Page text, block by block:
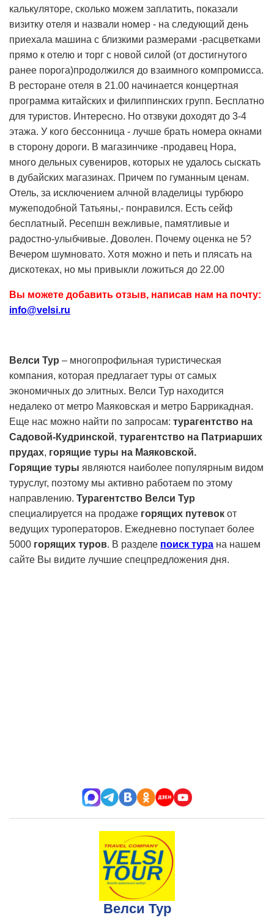
калькуляторе, сколько можем заплатить, показали
визитку отеля и назвали номер - на следующий день
приехала машина с близкими размерами -расцветками
прямо к отелю и торг с новой силой (от достигнутого
ранее порога)продолжился до взаимного компромисса.
В ресторане отеля в 21.00 начинается концертная
программа китайских и филиппинских групп. Бесплатно
для туристов. Интересно. Но отзвуки доходят до 3-4
этажа. У кого бессонница - лучше брать номера окнами
в сторону дороги. В магазинчике -продавец Нора,
много дельных сувениров, которых не удалось сыскать
в дубайских магазинах. Причем по гуманным ценам.
Отель, за исключением алчной владелицы турбюро
мужеподобной Татьяны,- понравился. Есть сейф
бесплатный. Ресепшн вежливые, памятливые и
радостно-улыбчивые. Доволен. Почему оценка не 5?
Вечером шумновато. Хотя можно и петь и плясать на
дискотеках, но мы привыкли ложиться до 22.00
Вы можете добавить отзыв, написав нам на почту:
info@velsi.ru
Велси Тур – многопрофильная туристическая
компания, которая предлагает туры от самых
экономичных до элитных. Велси Тур находится
недалеко от метро Маяковская и метро Баррикадная.
Еще нас можно найти по запросам: турагентство на
Садовой-Кудринской, турагентство на Патриарших
прудах, горящие туры на Маяковской.
Горящие туры являются наиболее популярным видом
туруслуг, поэтому мы активно работаем по этому
направлению. Турагентство Велси Тур
специалируется на продаже горящих путевок от
ведущих туроператоров. Ежедневно поступает более
5000 горящих туров. В разделе поиск тура на нашем
сайте Вы видите лучшие спецпредложения дня.
Велси Тур